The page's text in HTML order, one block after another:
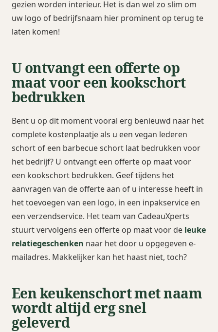
gezien worden interieur. Het is dan wel zo slim om
uw logo of bedrijfsnaam hier prominent op terug te
laten komen!
U ontvangt een offerte op
maat voor een kookschort
bedrukken
Bent u op dit moment vooral erg benieuwd naar het
complete kostenplaatje als u een vegan lederen
schort of een barbecue schort laat bedrukken voor
het bedrijf? U ontvangt een offerte op maat voor
een kookschort bedrukken. Geef tijdens het
aanvragen van de offerte aan of u interesse heeft in
het toevoegen van een logo, in een inpakservice en
een verzendservice. Het team van CadeauXperts
stuurt vervolgens een offerte op maat voor de leuke
relatiegeschenken naar het door u opgegeven e-
mailadres. Makkelijker kan het haast niet, toch?
Een keukenschort met naam
wordt altijd erg snel
geleverd